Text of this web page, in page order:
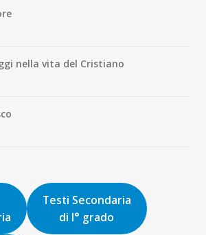
nella vita del Cristiano
Testi Secondaria
di I° grado